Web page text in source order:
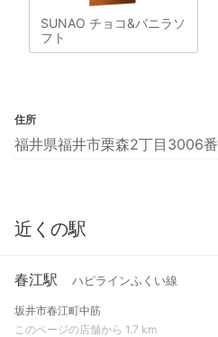
SUNAO チョコ&バニラソ
フト
住所
福井県福井市栗森2丁目3006番
近くの駅
春江駅 ハピラインふくい線
坂井市春江町中筋
このページの店舗から 1.7 km